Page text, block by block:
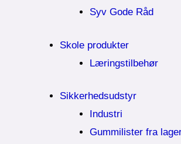
Syv Gode Råd
Skole produkter
Læringstilbehør
Sikkerhedsudstyr
Industri
Gummilister fra